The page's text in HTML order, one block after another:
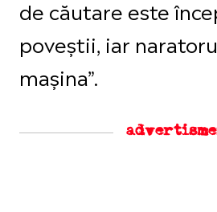
de căutare este
poveștii, iar
mașina”.